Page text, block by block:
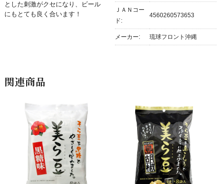
とした刺激がクセになり、ビール
にもとても良く合います！
ＪＡＮコー
ド:
4560260573653
メーカー: 琉球フロント沖縄
関連商品